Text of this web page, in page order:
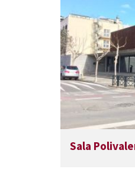
Sala